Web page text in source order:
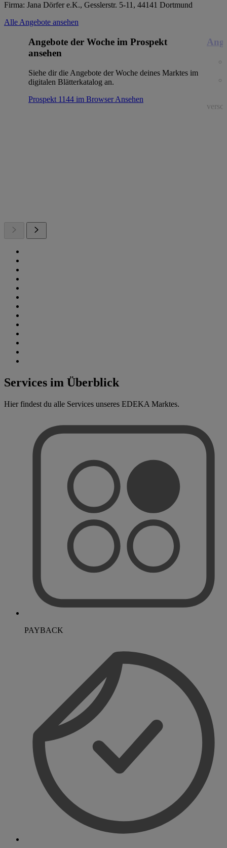
Firma: Jana Dörfer e.K., Gesslerstr. 5-11, 44141 Dortmund
Alle Angebote ansehen
Angebote der Woche im Prospekt
ansehen
Siehe dir die Angebote der Woche deines Marktes im
digitalen Blätterkatalog an.
Prospekt 1144 im BrowserAnsehen
Services im Überblick
Hier findest du alle Services unseres EDEKA Marktes.
PAYBACK